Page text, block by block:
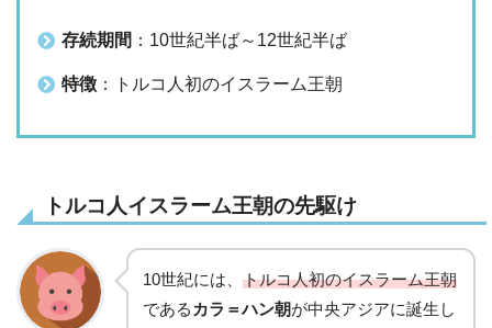
存続期間 ：10世紀半ば～12世紀半ば
特徴 ：トルコ人初のイスラーム王朝
トルコ人イスラーム王朝の先駆け
10世紀には、 トルコ人初のイスラーム王朝
である カラ＝ハン朝が中央アジアに誕生し